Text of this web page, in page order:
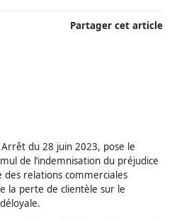
Partager cet article
du 28 juin 2023, pose le
de l’indemnisation du préjudice
relations commerciales
la perte de clientèle sur le